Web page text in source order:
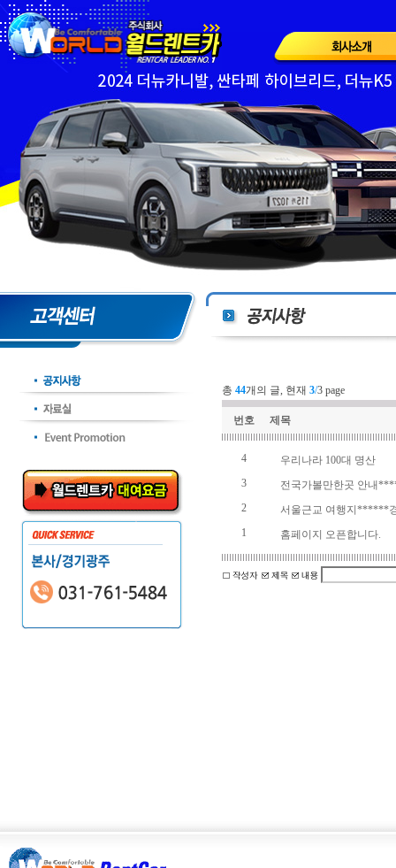
총 44개의 글, 현재 3/3 page
번호 제목
4
우리나라 100대 명산
3
전국가볼만한곳 안내
2
서울근교 여행지******
1
홈페이지 오픈합니다.